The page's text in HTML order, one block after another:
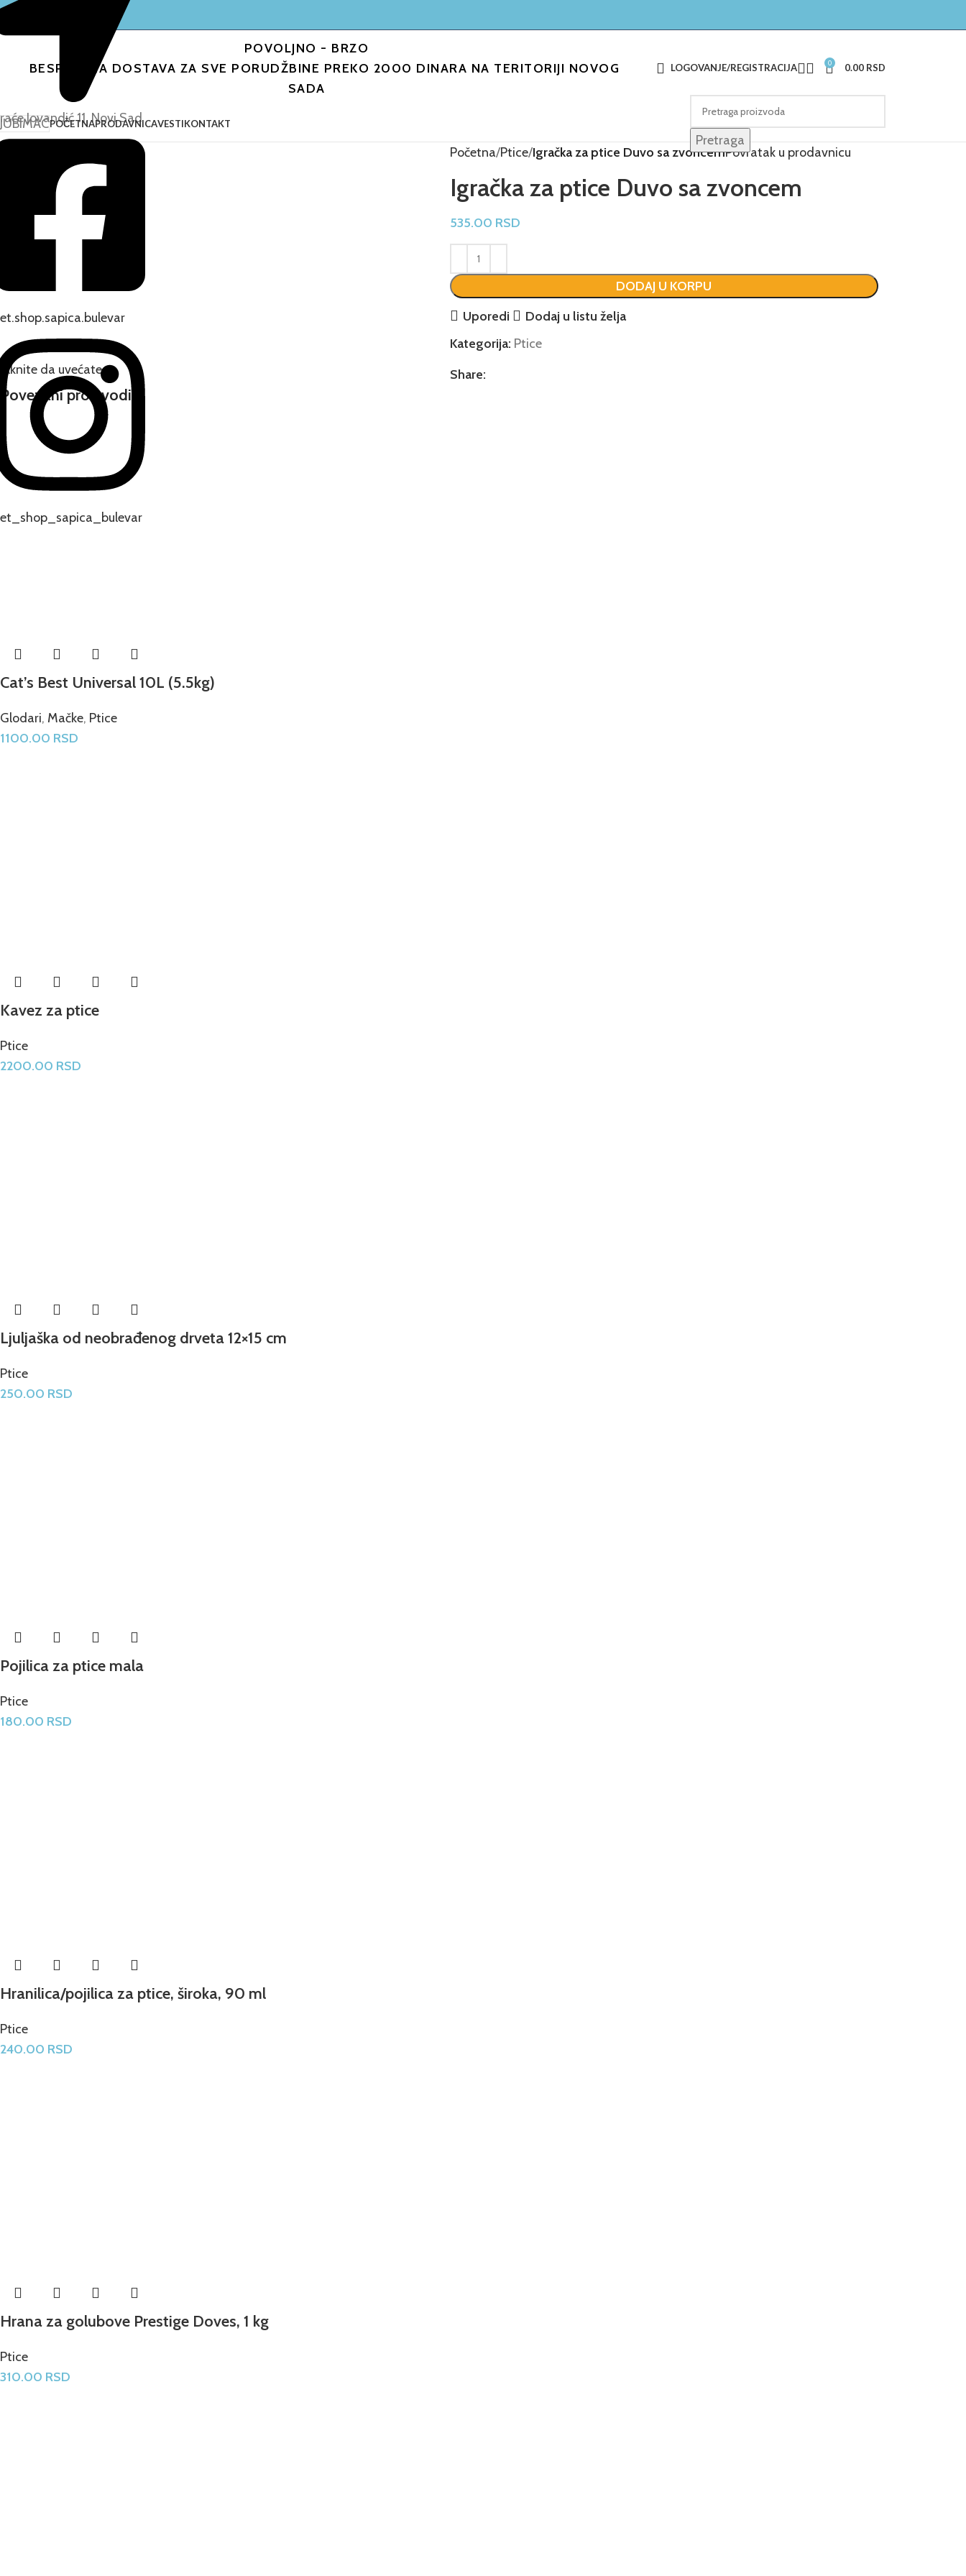
Jovandić 11, Novi Sad
POVOLJNO - BRZO
BESPLATNA DOSTAVA ZA SVE PORUDŽBINE PREKO 2000 DINARA NA TERITORIJI NOVOG
SADA
LOGOVANJE/REGISTRACIJA 0 0.00 RSD
POČETNAPRODAVNICAVESTIKONTAKT
Pretraga
Klknite da uvećate
Početna Ptice Igračka za ptice Duvo sa zvoncemPovratak u prodavnicu
Igračka za ptice Duvo sa zvoncem
535.00 RSD
DODAJ U KORPU
Uporedi
Dodaj u listu želja
Kategorija: Ptice
Share:
Povezani proizvodi
Cat’s Best Universal 10L (5.5kg)
Glodari, Mačke, Ptice
1100.00 RSD
Kavez za ptice
Ptice
2200.00 RSD
Ljuljaška od neobrađenog drveta 12×15 cm
Ptice
250.00 RSD
Pojilica za ptice mala
Ptice
180.00 RSD
Hranilica/pojilica za ptice, široka, 90 ml
Ptice
240.00 RSD
Hrana za golubove Prestige Doves, 1 kg
Ptice
310.00 RSD